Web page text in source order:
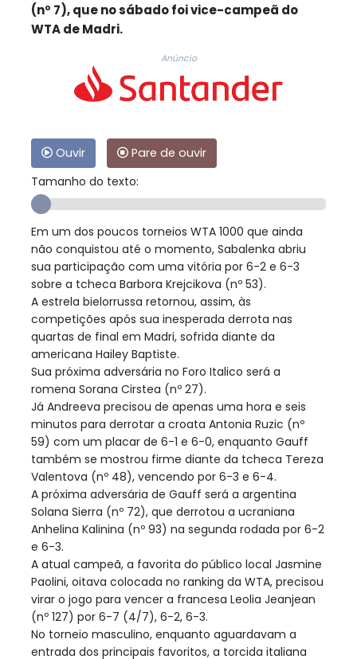
(nº 7), que no sábado foi vice-campeã do
WTA de Madri.
Anúncio
Ouvir
Pare de ouvir
Tamanho do texto:
Em um dos poucos torneios WTA 1000 que ainda
não conquistou até o momento, Sabalenka abriu
sua participação com uma vitória por 6-2 e 6-3
sobre a tcheca Barbora Krejcikova (nº 53).
A estrela bielorrussa retornou, assim, às
competições após sua inesperada derrota nas
quartas de final em Madri, sofrida diante da
americana Hailey Baptiste.
Sua próxima adversária no Foro Italico será a
romena Sorana Cirstea (nº 27).
Já Andreeva precisou de apenas uma hora e seis
minutos para derrotar a croata Antonia Ruzic (nº
59) com um placar de 6-1 e 6-0, enquanto Gauff
também se mostrou firme diante da tcheca Tereza
Valentova (nº 48), vencendo por 6-3 e 6-4.
A próxima adversária de Gauff será a argentina
Solana Sierra (nº 72), que derrotou a ucraniana
Anhelina Kalinina (nº 93) na segunda rodada por 6-2
e 6-3.
A atual campeã, a favorita do público local Jasmine
Paolini, oitava colocada no ranking da WTA, precisou
virar o jogo para vencer a francesa Leolia Jeanjean
(nº 127) por 6-7 (4/7), 6-2, 6-3.
No torneio masculino, enquanto aguardavam a
entrada dos principais favoritos, a torcida italiana